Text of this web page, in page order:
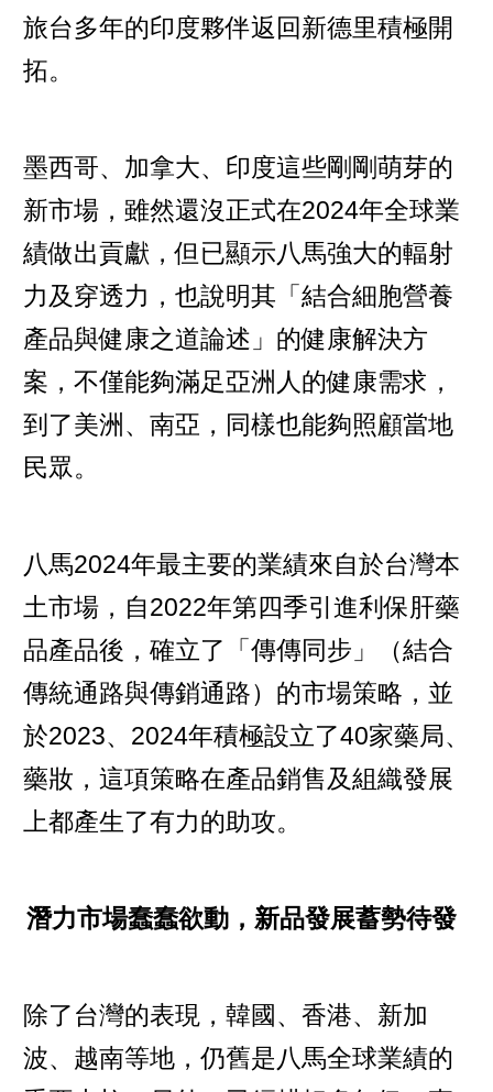
旅台多年的印度夥伴返回新德里積極開
拓。
墨西哥、加拿大、印度這些剛剛萌芽的
新市場，雖然還沒正式在2024年全球業
績做出貢獻，但已顯示八馬強大的輻射
力及穿透力，也說明其「結合細胞營養
產品與健康之道論述」的健康解決方
案，不僅能夠滿足亞洲人的健康需求，
到了美洲、南亞，同樣也能夠照顧當地
民眾。
八馬2024年最主要的業績來自於台灣本
土市場，自2022年第四季引進利保肝藥
品產品後，確立了「傳傳同步」（結合
傳統通路與傳銷通路）的市場策略，並
於2023、2024年積極設立了40家藥局、
藥妝，這項策略在產品銷售及組織發展
上都產生了有力的助攻。
潛力市場蠢蠢欲動，新品發展蓄勢待發
除了台灣的表現，韓國、香港、新加
波、越南等地，仍舊是八馬全球業績的